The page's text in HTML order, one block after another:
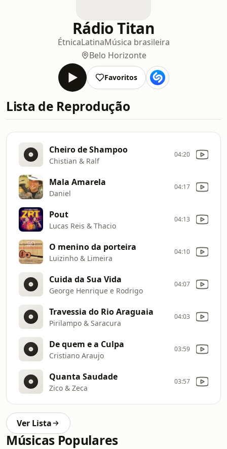
Rádio Titan
ÉtnicaLatinaMúsica brasileira
Belo Horizonte
Favoritos
Lista de Reprodução
Cheiro de Shampoo
Chistian & Ralf
04:20
Mala Amarela
Daniel
04:17
Pout
Lucas Reis & Thacio
04:13
O menino da porteira
Luizinho & Limeira
04:10
Cuida da Sua Vida
George Henrique e Rodrigo
04:07
Travessia do Rio Araguaia
Pirilampo & Saracura
04:03
De quem e a Culpa
Cristiano Araujo
03:59
Quanta Saudade
Zico & Zeca
03:57
Ver Lista
Músicas Populares